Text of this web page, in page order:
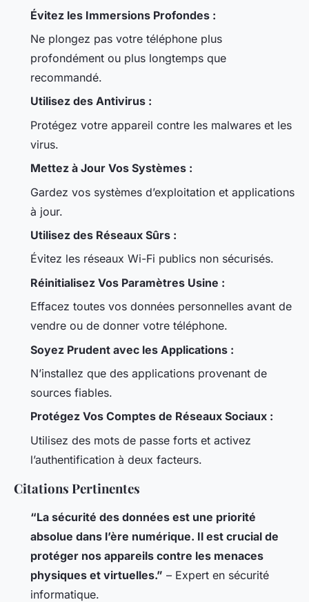
Évitez les Immersions Profondes :
Ne plongez pas votre téléphone plus
profondément ou plus longtemps que
recommandé.
Utilisez des Antivirus :
Protégez votre appareil contre les malwares et les
virus.
Mettez à Jour Vos Systèmes :
Gardez vos systèmes d’exploitation et applications
à jour.
Utilisez des Réseaux Sûrs :
Évitez les réseaux Wi-Fi publics non sécurisés.
Réinitialisez Vos Paramètres Usine :
Effacez toutes vos données personnelles avant de
vendre ou de donner votre téléphone.
Soyez Prudent avec les Applications :
N’installez que des applications provenant de
sources fiables.
Protégez Vos Comptes de Réseaux Sociaux :
Utilisez des mots de passe forts et activez
l’authentification à deux facteurs.
Citations Pertinentes
“La sécurité des données est une priorité
absolue dans l’ère numérique. Il est crucial de
protéger nos appareils contre les menaces
physiques et virtuelles.” – Expert en sécurité
informatique.